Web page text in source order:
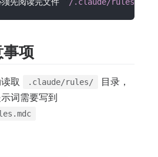
项
取 .claude/rules/
目录，
词需要写到